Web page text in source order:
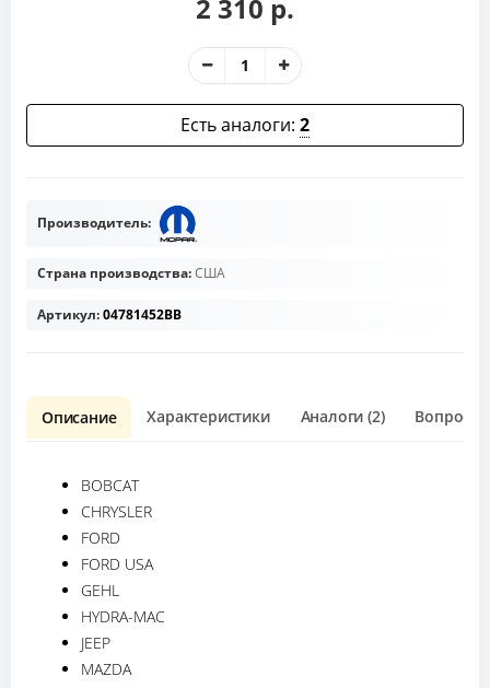
2 310 р.
Есть аналоги: 2
Производитель:
Страна производства:США
Артикул:04781452BB
Описание Характеристики Аналоги (2) Вопрос о
BOBCAT
CHRYSLER
FORD
FORD USA
GEHL
HYDRA-MAC
JEEP
MAZDA